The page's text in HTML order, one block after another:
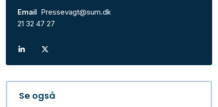
Email Pressevagt@sum.dk
21 32 47 27
Se også